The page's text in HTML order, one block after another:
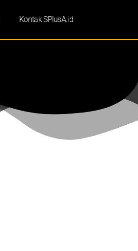
Kontak SPlusA.id